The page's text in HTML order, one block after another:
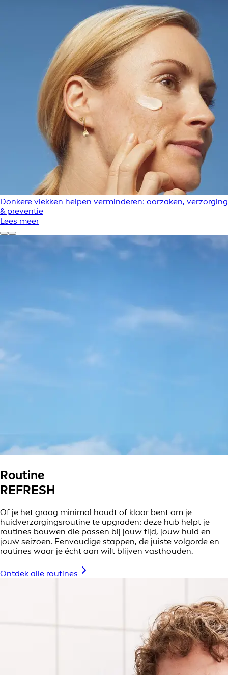
Donkere vlekken helpen verminderen: oorzaken, verzorging
& preventie
Lees meer
Routine
REFRESH
Of je het graag minimal houdt of klaar bent om je
huidverzorgingsroutine te upgraden: deze hub helpt je
routines bouwen die passen bij jouw tijd, jouw huid en
jouw seizoen. Eenvoudige stappen, de juiste volgorde en
routines waar je écht aan wilt blijven vasthouden.
Ontdek alle routines